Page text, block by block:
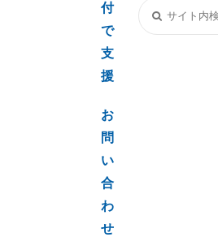
付
で
支
援
お
問
い
合
わ
せ